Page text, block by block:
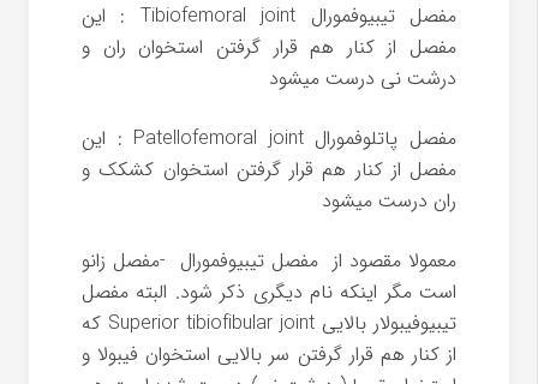
مفصل تیبیوفمورال Tibiofemoral joint : این
مفصل از کنار هم قرار گرفتن استخوان ران و
درشت نی درست میشود
مفصل پاتلوفمورال Patellofemoral joint : این
مفصل از کنار هم قرار گرفتن استخوان کشکک و
ران درست میشود
معمولا مقصود از مفصل تیبیوفمورال -مفصل زانو
است مگر اینکه نام دیگری ذکر شود. البته مفصل
تیبیوفیبولار بالایی Superior tibiofibular joint که
از کنار هم قرار گرفتن سر بالایی استخوان فیبولا و